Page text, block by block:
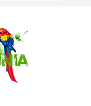
de prisión a
Alison,
sensación de
para
Colo de Chile
Diez de